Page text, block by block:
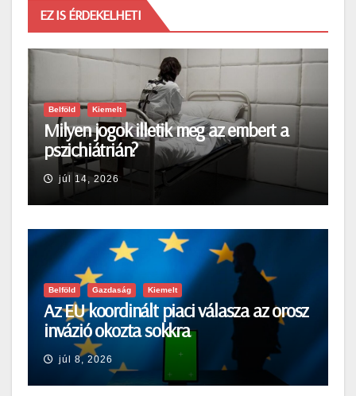
EZ IS ÉRDEKELHETI
Belföld Kiemelt
Milyen jogok illetik meg az embert a
pszichiátrián?
júl 14, 2026
Belföld Gazdaság Kiemelt
Az EU koordinált piaci válasza az orosz
invázió okozta sokkra
júl 8, 2026